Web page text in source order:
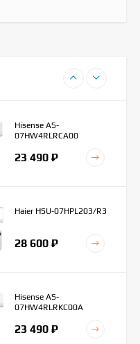
Hisense AS-
07HW4RLRCA00
23 490 ₽
Haier HSU-07HPL203/R3
28 600 ₽
Hisense AS-
07HW4RLRKC00A
23 490 ₽